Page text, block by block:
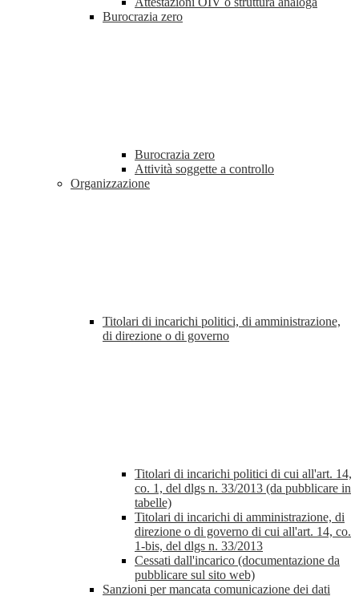
Burocrazia zero
Burocrazia zero
Attività soggette a controllo
Organizzazione
Titolari di incarichi politici, di amministrazione,
di direzione o di governo
Titolari di incarichi politici di cui all'art. 14,
co. 1, del dlgs n. 33/2013 (da pubblicare in
tabelle)
Titolari di incarichi di amministrazione, di
direzione o di governo di cui all'art. 14, co.
1-bis, del dlgs n. 33/2013
Cessati dall'incarico (documentazione da
pubblicare sul sito web)
Sanzioni per mancata comunicazione dei dati